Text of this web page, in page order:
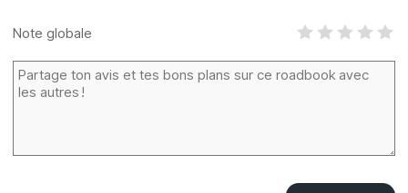
Note globale